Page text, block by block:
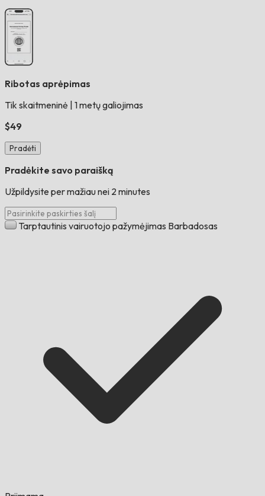
Ribotas aprėpimas
Tik skaitmeninė 1 metų galiojimas
$49
Pradėti
Pradėkite savo paraišką
Užpildysite per mažiau nei 2 minutes
Tarptautinis vairuotojo pažymėjimas Barbadosas